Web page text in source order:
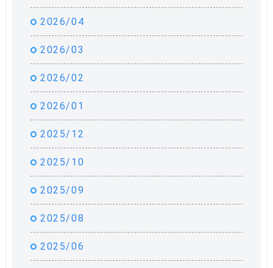
2026/04
2026/03
2026/02
2026/01
2025/12
2025/10
2025/09
2025/08
2025/06